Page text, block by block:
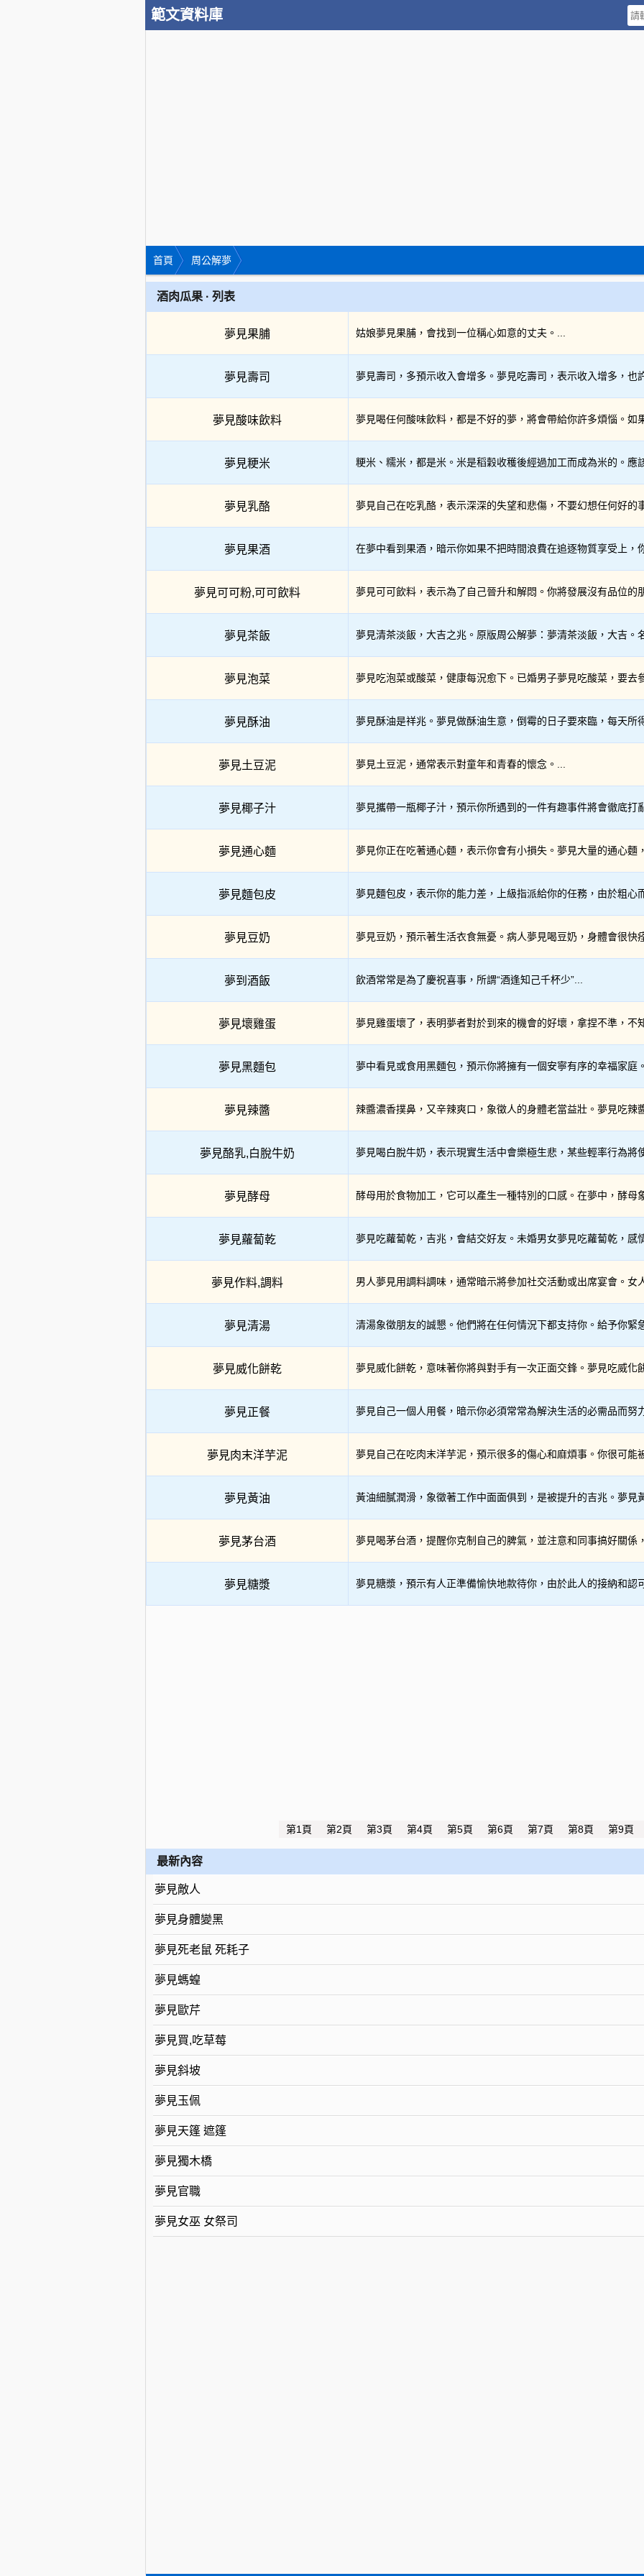
範文資料庫
首頁 周公解夢
酒肉瓜果 · 列表
夢見果脯 姑娘夢見果脯，會找到一位稱心如意的丈夫。...
夢見壽司 夢見壽司，多預示收入會增多。夢見吃壽司，表示收入增多，也
夢見酸味飲料 夢見喝任何酸味飲料，都是不好的夢，將會帶給你許多煩惱。如
夢見粳米 粳米、糯米，都是米。米是稻穀收穫後經過加工而成為米的。應
夢見乳酪 夢見自己在吃乳酪，表示深深的失望和悲傷，不要幻想任何好的
夢見果酒 在夢中看到果酒，暗示你如果不把時間浪費在追逐物質享受上，
夢見可可粉,可可飲料 夢見可可飲料，表示為了自己晉升和解悶。你將發展沒有品位的
夢見茶飯 夢見清茶淡飯，大吉之兆。原版周公解夢：夢清茶淡飯，大吉。
夢見泡菜 夢見吃泡菜或酸菜，健康每況愈下。已婚男子夢見吃酸菜，要去
夢見酥油 夢見酥油是祥兆。夢見做酥油生意，倒霉的日子要來臨，每天所
夢見土豆泥 夢見土豆泥，通常表示對童年和青春的懷念。...
夢見椰子汁 夢見攜帶一瓶椰子汁，預示你所遇到的一件有趣事件將會徹底打
夢見通心麵 夢見你正在吃著通心麵，表示你會有小損失。夢見大量的通心麵
夢見麵包皮 夢見麵包皮，表示你的能力差，上級指派給你的任務，由於粗心
夢見豆奶 夢見豆奶，預示著生活衣食無憂。病人夢見喝豆奶，身體會很快
夢到酒飯 飲酒常常是為了慶祝喜事，所謂“酒逢知己千杯少”...
夢見壞雞蛋 夢見雞蛋壞了，表明夢者對於到來的機會的好壞，拿捏不準，不
夢見黑麵包 夢中看見或食用黑麵包，預示你將擁有一個安寧有序的幸福家庭
夢見辣醬 辣醬濃香撲鼻，又辛辣爽口，象徵人的身體老當益壯。夢見吃辣
夢見酪乳,白脫牛奶 夢見喝白脫牛奶，表示現實生活中會樂極生悲，某些輕率行為將
夢見酵母 酵母用於食物加工，它可以產生一種特別的口感。在夢中，酵母
夢見蘿蔔乾 夢見吃蘿蔔乾，吉兆，會結交好友。未婚男女夢見吃蘿蔔乾，感
夢見作料,調料 男人夢見用調料調味，通常暗示將參加社交活動或出席宴會。女
夢見清湯 清湯象徵朋友的誠懇。他們將在任何情況下都支持你。給予你緊
夢見威化餅乾 夢見威化餅乾，意味著你將與對手有一次正面交鋒。夢見吃威化
夢見正餐 夢見自己一個人用餐，暗示你必須常常為解決生活的必需品而努
夢見肉末洋芋泥 夢見自己在吃肉末洋芋泥，預示很多的傷心和麻煩事。你很可能
夢見黃油 黃油細膩潤滑，象徵著工作中面面俱到，是被提升的吉兆。夢見
夢見茅台酒 夢見喝茅台酒，提醒你克制自己的脾氣，並注意和同事搞好關係
夢見糖漿 夢見糖漿，預示有人正準備愉快地款待你，由於此人的接納和認
第1頁 第2頁 第3頁 第4頁 第5頁 第6頁 第7頁 第8頁 第9頁
最新內容
夢見敵人
夢見身體變黑
夢見死老鼠 死耗子
夢見螞蝗
夢見歐芹
夢見買,吃草莓
夢見斜坡
夢見玉佩
夢見天篷 遮篷
夢見獨木橋
夢見官職
夢見女巫 女祭司